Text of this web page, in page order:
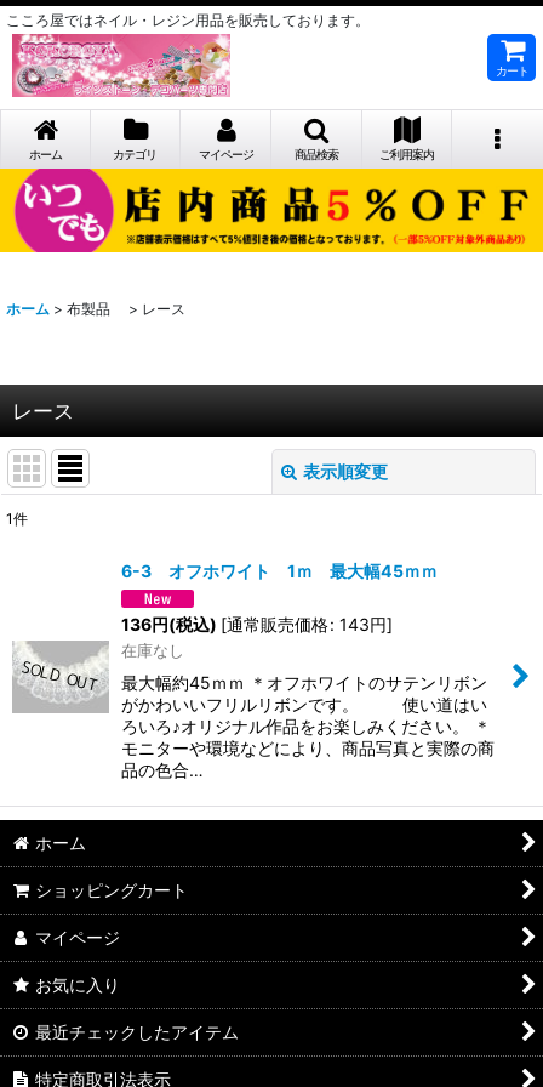
こころ屋ではネイル・レジン用品を販売しております。
カート
ホーム カテゴリ マイページ 商品検索 ご利用案内
ホーム > 布製品 > レース
レース
表示順変更
絞り込む
1件
6-3 オフホワイト 1ｍ 最大幅45ｍｍ
136円(税込) [通常販売価格: 143円]
在庫なし
最大幅約45ｍｍ ＊オフホワイトのサテンリボン
がかわいいフリルリボンです。 使い道はい
ろいろ♪オリジナル作品をお楽しみください。 ＊
モニターや環境などにより、商品写真と実際の商
品の色合…
ホーム
ショッピングカート
マイページ
お気に入り
最近チェックしたアイテム
特定商取引法表示